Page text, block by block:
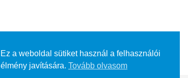
Ez a weboldal sütiket használ a felhasználói
élmény javítására. Tovább olvasom